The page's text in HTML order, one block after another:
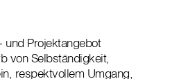
und Projektangebot
von Selbständigkeit,
respektvollem Umgang,